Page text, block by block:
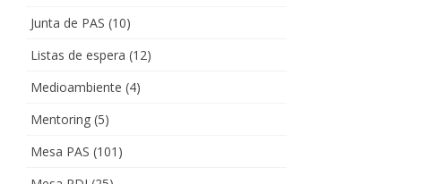
Junta de PAS (10)
Listas de espera (12)
Medioambiente (4)
Mentoring(5)
Mesa PAS (101)